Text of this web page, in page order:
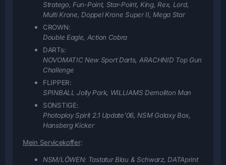
Stratego, Fun-Point, Star-Point, King, Rex, Lord,
Multi Krone, Doppel Krone Super II, Mega Star
CROWN:
Double Eagle, Action Cobra
DARTs:
NOVOMATIC New Sport Darts, ARACHNID Top Gun
Challenge
FLIPPER:
SPINBALL Jolly Park, WILLIAMS Demoliton Man
SONSTIGE:
Photoplay Spirit 2.1 Update'06, NSM Galaxy Box,
Hansberg Kicker
Mein Servicekoffer:
NSM/LÖWEN: Tastatur Blau & Schwarz, DATAprint